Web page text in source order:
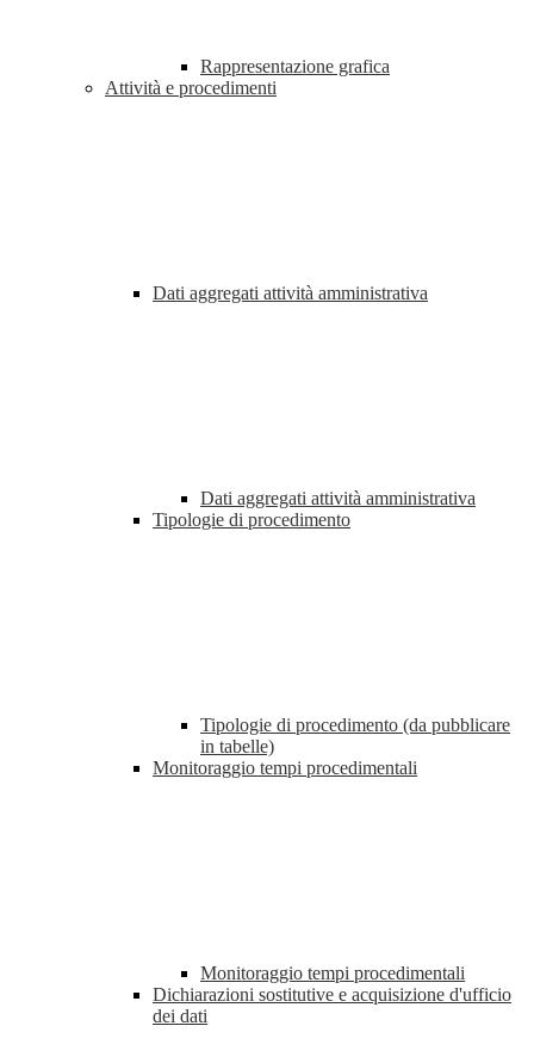
Rappresentazione grafica
Attività e procedimenti
Dati aggregati attività amministrativa
Dati aggregati attività amministrativa
Tipologie di procedimento
Tipologie di procedimento (da pubblicare
in tabelle)
Monitoraggio tempi procedimentali
Monitoraggio tempi procedimentali
Dichiarazioni sostitutive e acquisizione d'ufficio
dei dati